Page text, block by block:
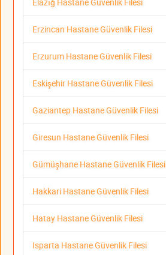
Elazığ Hastane Güvenlik Filesi
Erzincan Hastane Güvenlik Filesi
Erzurum Hastane Güvenlik Filesi
Eskişehir Hastane Güvenlik Filesi
Gaziantep Hastane Güvenlik Filesi
Giresun Hastane Güvenlik Filesi
Gümüşhane Hastane Güvenlik Filesi
Hakkari Hastane Güvenlik Filesi
Hatay Hastane Güvenlik Filesi
Isparta Hastane Güvenlik Filesi